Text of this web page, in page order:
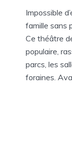
Impossible
famille sans
Ce théâtre
populaire,
parcs, les
foraines.